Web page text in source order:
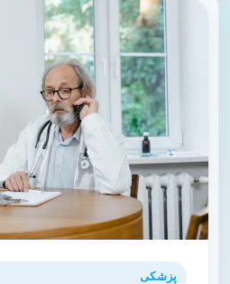
پزشکی